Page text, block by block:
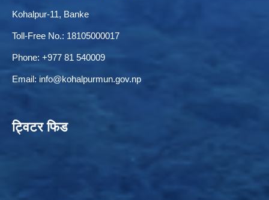
Kohalpur-11, Banke
Toll-Free No.: 18105000017
Phone: +977 81 540009
Email: info@kohalpurmun.gov.np
ट्विटर फिड